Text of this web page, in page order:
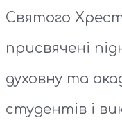
Святого
присвячені
духовну та
студентів і